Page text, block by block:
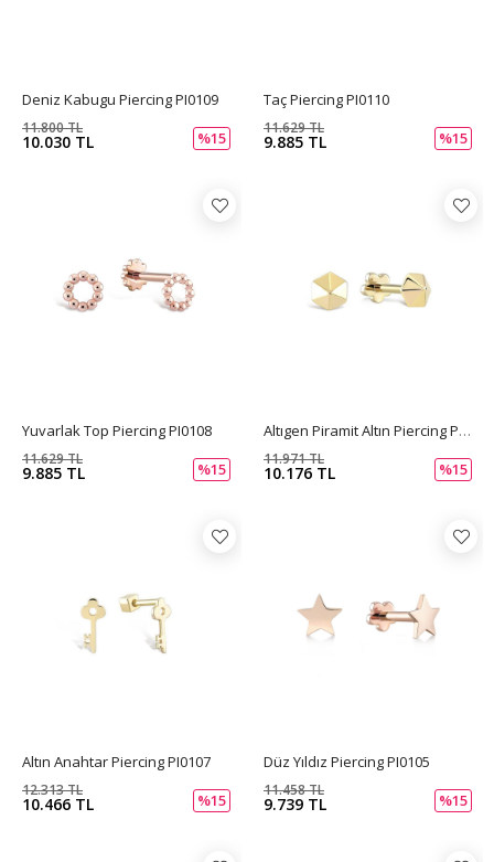
Deniz Kabugu Piercing PI0109
10.030 TL
11.800 TL
%15
Taç Piercing PI0110
9.885 TL
11.629 TL
%15
Yuvarlak Top Piercing PI0108
9.885 TL
11.629 TL
%15
Altıgen Piramit Altın Piercing PI0106
10.176 TL
11.971 TL
%15
Altın Anahtar Piercing PI0107
10.466 TL
12.313 TL
%15
Düz Yıldız Piercing PI0105
9.739 TL
11.458 TL
%15